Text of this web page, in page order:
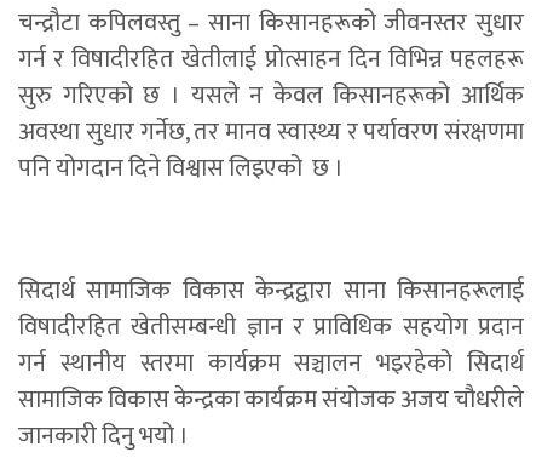
चन्द्रौटा कपिलवस्तु – साना किसानहरूको जीवनस्तर सुधार
गर्न र विषादीरहित खेतीलाई प्रोत्साहन दिन विभिन्न पहलहरू
सुरु गरिएको छ । यसले न केवल किसानहरूको आर्थिक
अवस्था सुधार गर्नेछ, तर मानव स्वास्थ्य र पर्यावरण संरक्षणमा
पनि योगदान दिने विश्वास लिइएको छ ।
सिदार्थ सामाजिक विकास केन्द्रद्वारा साना किसानहरूलाई
विषादीरहित खेतीसम्बन्धी ज्ञान र प्राविधिक सहयोग प्रदान
गर्न स्थानीय स्तरमा कार्यक्रम सञ्चालन भइरहेको सिदार्थ
सामाजिक विकास केन्द्रका कार्यक्रम संयोजक अजय चौधरीले
जानकारी दिनु भयो ।